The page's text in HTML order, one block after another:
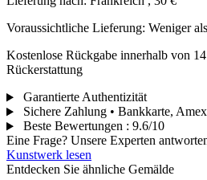
Voraussichtliche Lieferung: Weniger
Kostenlose Rückgabe innerhalb von
Rückerstattung
Garantierte Authentizität
Sichere Zahlung • Bankkarte,
Beste Bewertungen : 9.6/10
Eine Frage? Unsere Experten
Kunstwerk lesen
Entdecken Sie ähnliche Gemälde